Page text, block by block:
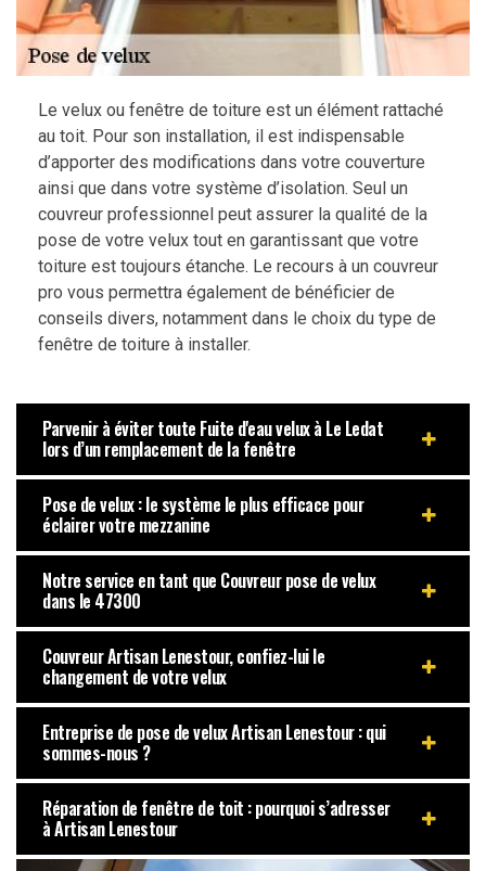
Le velux ou fenêtre de toiture est un élément rattaché
au toit. Pour son installation, il est indispensable
d’apporter des modifications dans votre couverture
ainsi que dans votre système d’isolation. Seul un
couvreur professionnel peut assurer la qualité de la
pose de votre velux tout en garantissant que votre
toiture est toujours étanche. Le recours à un couvreur
pro vous permettra également de bénéficier de
conseils divers, notamment dans le choix du type de
fenêtre de toiture à installer.
Parvenir à éviter toute Fuite d'eau velux à Le Ledat
lors d’un remplacement de la fenêtre
Pose de velux : le système le plus efficace pour
éclairer votre mezzanine
Notre service en tant que Couvreur pose de velux
dans le 47300
Couvreur Artisan Lenestour, confiez-lui le
changement de votre velux
Entreprise de pose de velux Artisan Lenestour : qui
sommes-nous ?
Réparation de fenêtre de toit : pourquoi s’adresser
à Artisan Lenestour